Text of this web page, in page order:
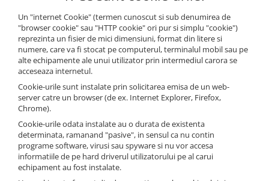
Un "internet Cookie" (termen cunoscut si sub denumirea de
"browser cookie" sau "HTTP cookie" ori pur si simplu "cookie")
reprezinta un fisier de mici dimensiuni, format din litere si
numere, care va fi stocat pe computerul, terminalul mobil sau pe
alte echipamente ale unui utilizator prin intermediul carora se
acceseaza internetul.
Cookie-urile sunt instalate prin solicitarea emisa de un web-
server catre un browser (de ex. Internet Explorer, Firefox,
Chrome).
Cookie-urile odata instalate au o durata de existenta
determinata, ramanand "pasive", in sensul ca nu contin
programe software, virusi sau spyware si nu vor accesa
informatiile de pe hard driverul utilizatorului pe al carui
echipament au fost instalate.